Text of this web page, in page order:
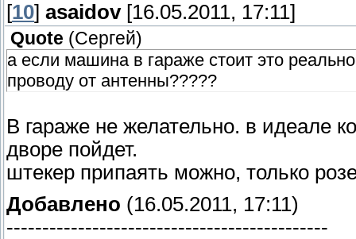
[10] asaidov[16.05.2011, 17:11]
Quote (Сергей)
а если машина в гараже стоит это
проводу от антенны?????
В гараже не желательно. в идеале
дворе пойдет.
штекер припаять можно, только
Добавлено (16.05.2011, 17:11)
---------------------------------------------